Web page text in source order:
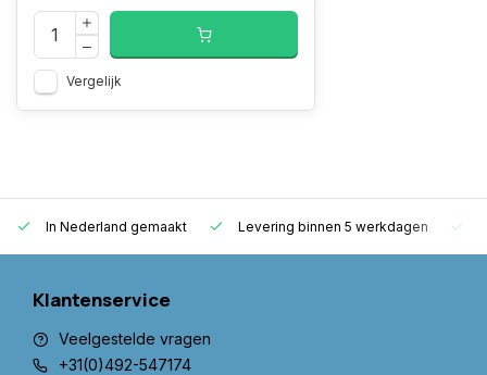
Vergelijk
In Nederland gemaakt Levering binnen 5 werkdagen
Klantenservice
Veelgestelde vragen
+31(0)492-547174